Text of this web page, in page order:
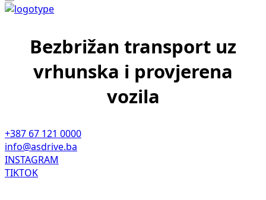
Bezbrižan transport uz
vrhunska i provjerena
vozila
+387 67 121 0000
info@asdrive.ba
INSTAGRAM
TIKTOK